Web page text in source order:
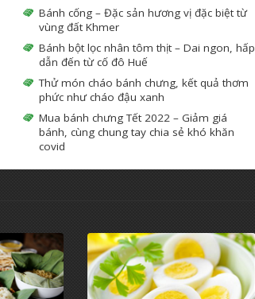
Bánh cống – Đặc sản hương vị đặc biệt từ
vùng đất Khmer
Bánh bột lọc nhân tôm thịt – Dai ngon, hấp
dẫn đến từ cố đô Huế
Thử món cháo bánh chưng, kết quả thơm
phức như cháo đậu xanh
Mua bánh chưng Tết 2022 – Giảm giá
bánh, cùng chung tay chia sẻ khó khăn
covid